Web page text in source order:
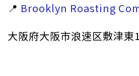
📍 Brooklyn Roasting
大阪府大阪市浪速区敷津東